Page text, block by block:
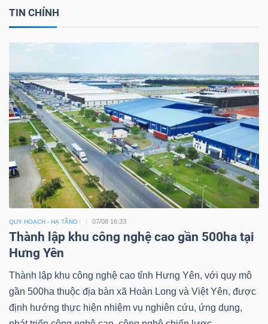
TIN CHÍNH
QUY HOẠCH - HẠ TẦNG 07/08 16:33
Thành lập khu công nghệ cao gần 500ha tại
Hưng Yên
Thành lập khu công nghệ cao tỉnh Hưng Yên, với quy mô
gần 500ha thuộc địa bàn xã Hoàn Long và Việt Yên, được
định hướng thực hiện nhiệm vụ nghiên cứu, ứng dụng,